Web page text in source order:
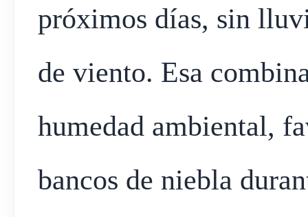
próximos días, sin
de viento. Esa
humedad ambiental,
bancos de niebla